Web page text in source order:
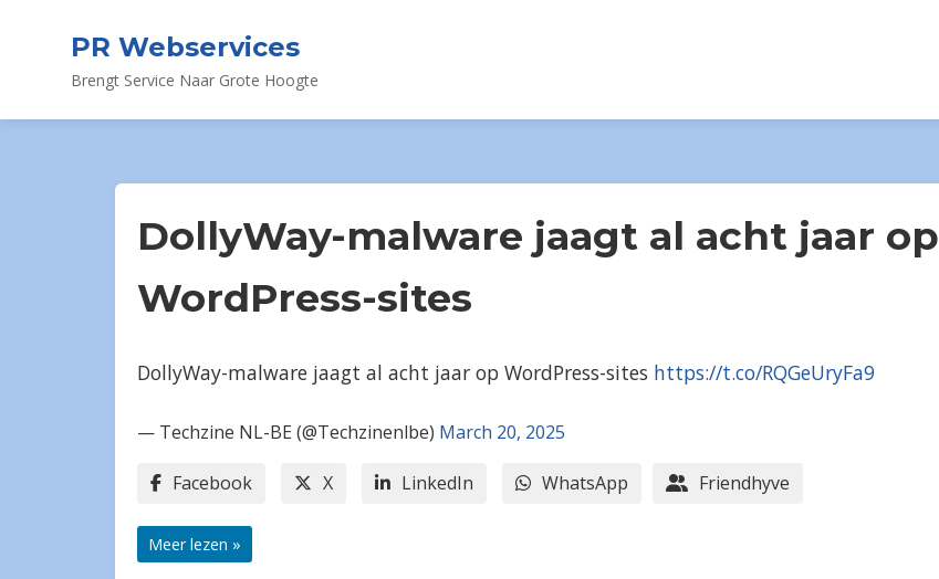
PR Webservices
Brengt Service Naar Grote Hoogte
DollyWay-malware jaagt al acht jaar op
WordPress-sites
DollyWay-malware jaagt al acht jaar op WordPress-sites https://t.co/RQGeUryFa9
— Techzine NL-BE (@Techzinenlbe) March 20, 2025
Facebook X LinkedIn WhatsApp Friendhyve
Meer lezen »